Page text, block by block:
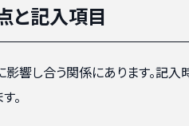
と記入項目
響し合う関係にあります。記
。